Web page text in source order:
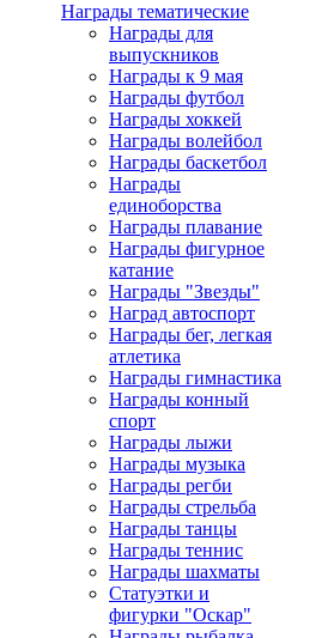
Награды тематические
Награды для
выпускников
Награды к 9 мая
Награды футбол
Награды хоккей
Награды волейбол
Награды баскетбол
Награды
единоборства
Награды плавание
Награды фигурное
катание
Награды "Звезды"
Наград автоспорт
Награды бег, легкая
атлетика
Награды гимнастика
Награды конный
спорт
Награды лыжи
Награды музыка
Награды регби
Награды стрельба
Награды танцы
Награды теннис
Награды шахматы
Статуэтки и
фигурки "Оскар"